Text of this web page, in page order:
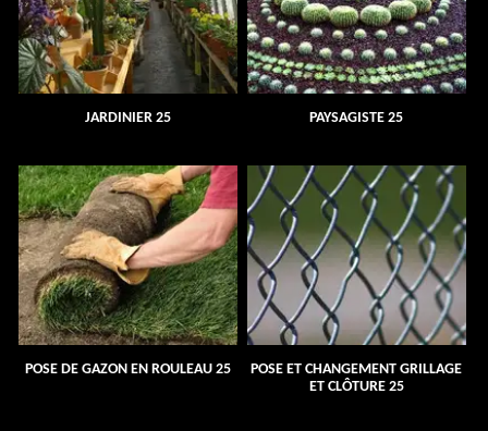
JARDINIER 25 PAYSAGISTE 25
POSE DE GAZON EN ROULEAU 25
POSE ET CHANGEMENT GRILLAGE
ET CLÔTURE 25